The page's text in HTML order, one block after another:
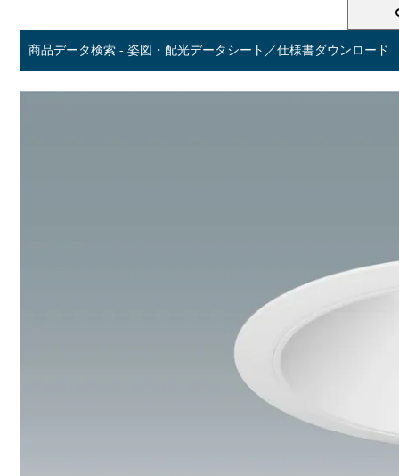
商品データ検索 - 姿図・配光データシート／仕様書ダウンロード